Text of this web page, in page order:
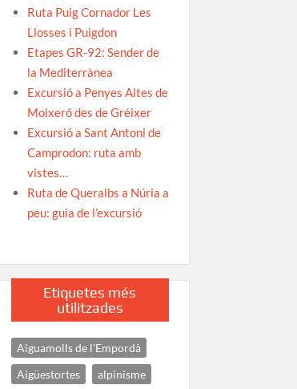
Ruta Puig Cornador Les
Llosses i Puigdon
Etapes GR-92: Sender de
la Mediterrànea
Excursió a Penyes Altes de
Moixeró des de Gréixer
Excursió a Sant Antoni de
Camprodon: ruta amb
vistes…
Ruta de Queralbs a Núria a
peu: guia de l’excursió
Etiquetes més
utilitzades
Aiguamolls de l'Empordà
Aigüestortes
alpinisme